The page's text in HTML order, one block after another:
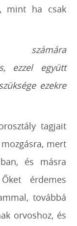
mint ha csak
számára
ezzel együtt
ezekre
tagjait
mert
és másra
érdemes
továbbá
orvoshoz, és